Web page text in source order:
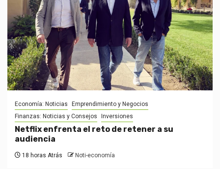
Economía: Noticias
Emprendimiento y Negocios
Finanzas: Noticias y Consejos
Inversiones
Netflix enfrenta el reto de retener a su
audiencia
18 horas Atrás Noti-economía